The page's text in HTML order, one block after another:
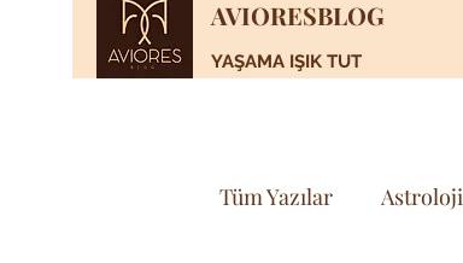
AVIORESBLOG
YAŞAMA IŞIK TUT
Tüm Yazılar Astroloji